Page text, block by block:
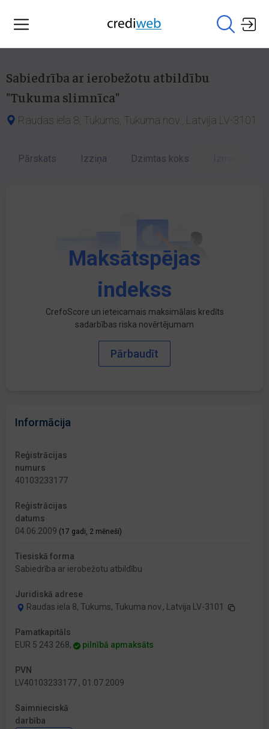
Sabiedrība ar ierobežotu atbildību
"Tukuma slimnīca"
Raudas iela 8, Tukums, Tukuma nov., Latvija LV-3101
Pārskats Izziņa Dzimtas koks
Maksātspējas
indekss
CrefoScore un ieteicamais maksimālais kredīts
sadarbības riska novērtējumam
Pārbaudīt
Informācija
Reģistrācijas
numurs
40103233177
Reģistrācijas
datums
04.06.2009 (17 gadi, 2 mēneši)
Tiesiskā forma
Sabiedrība ar ierobežotu atbildību
Juridiskā adrese
Raudas iela 8, Tukums, Tukuma nov., Latvija LV-3101
Pamatkapitāls
EUR 5 243 268,
pilnībā apmaksāts
PVN
LV40103233177 , 01.07.2009
Saimnieciskā
darbība